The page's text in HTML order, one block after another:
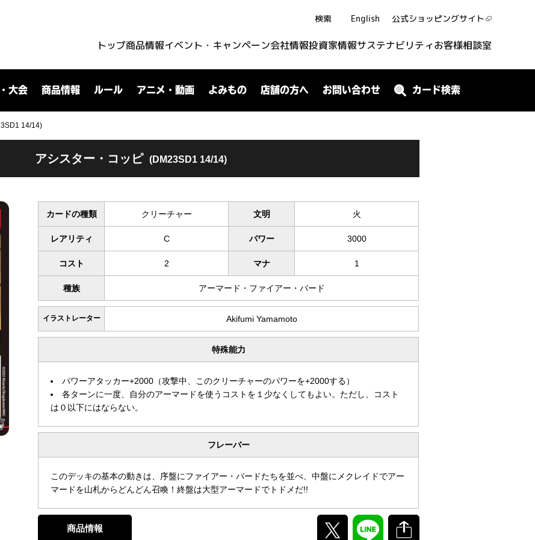
検索 English 公式ショッピングサイト
トップ商品情報イベント・キャンペーン会社情報投資家情報サステナビリティお客様相談室
大会 商品情報 ルール アニメ・動画 よみもの 店舗の方へ お問い合わせ カード検索
14/14)
アシスター・コッピ (DM23SD1 14/14)
カードの種類 クリーチャー 文明 火
レアリティ C パワー 3000
コスト 2 マナ 1
種族 アーマード・ファイアー・バード
イラストレーター Akifumi Yamamoto
特殊能力
パワーアタッカー+2000（攻撃中、このクリーチャーのパワーを+2000する）
各ターンに一度、自分のアーマードを使うコストを１少なくしてもよい。ただし、コスト
は０以下にはならない。
フレーバー
このデッキの基本の動きは、序盤にファイアー・バードたちを並べ、中盤にメクレイドでアー
マードを山札からどんどん召喚！終盤は大型アーマードでトドメだ!!
商品情報